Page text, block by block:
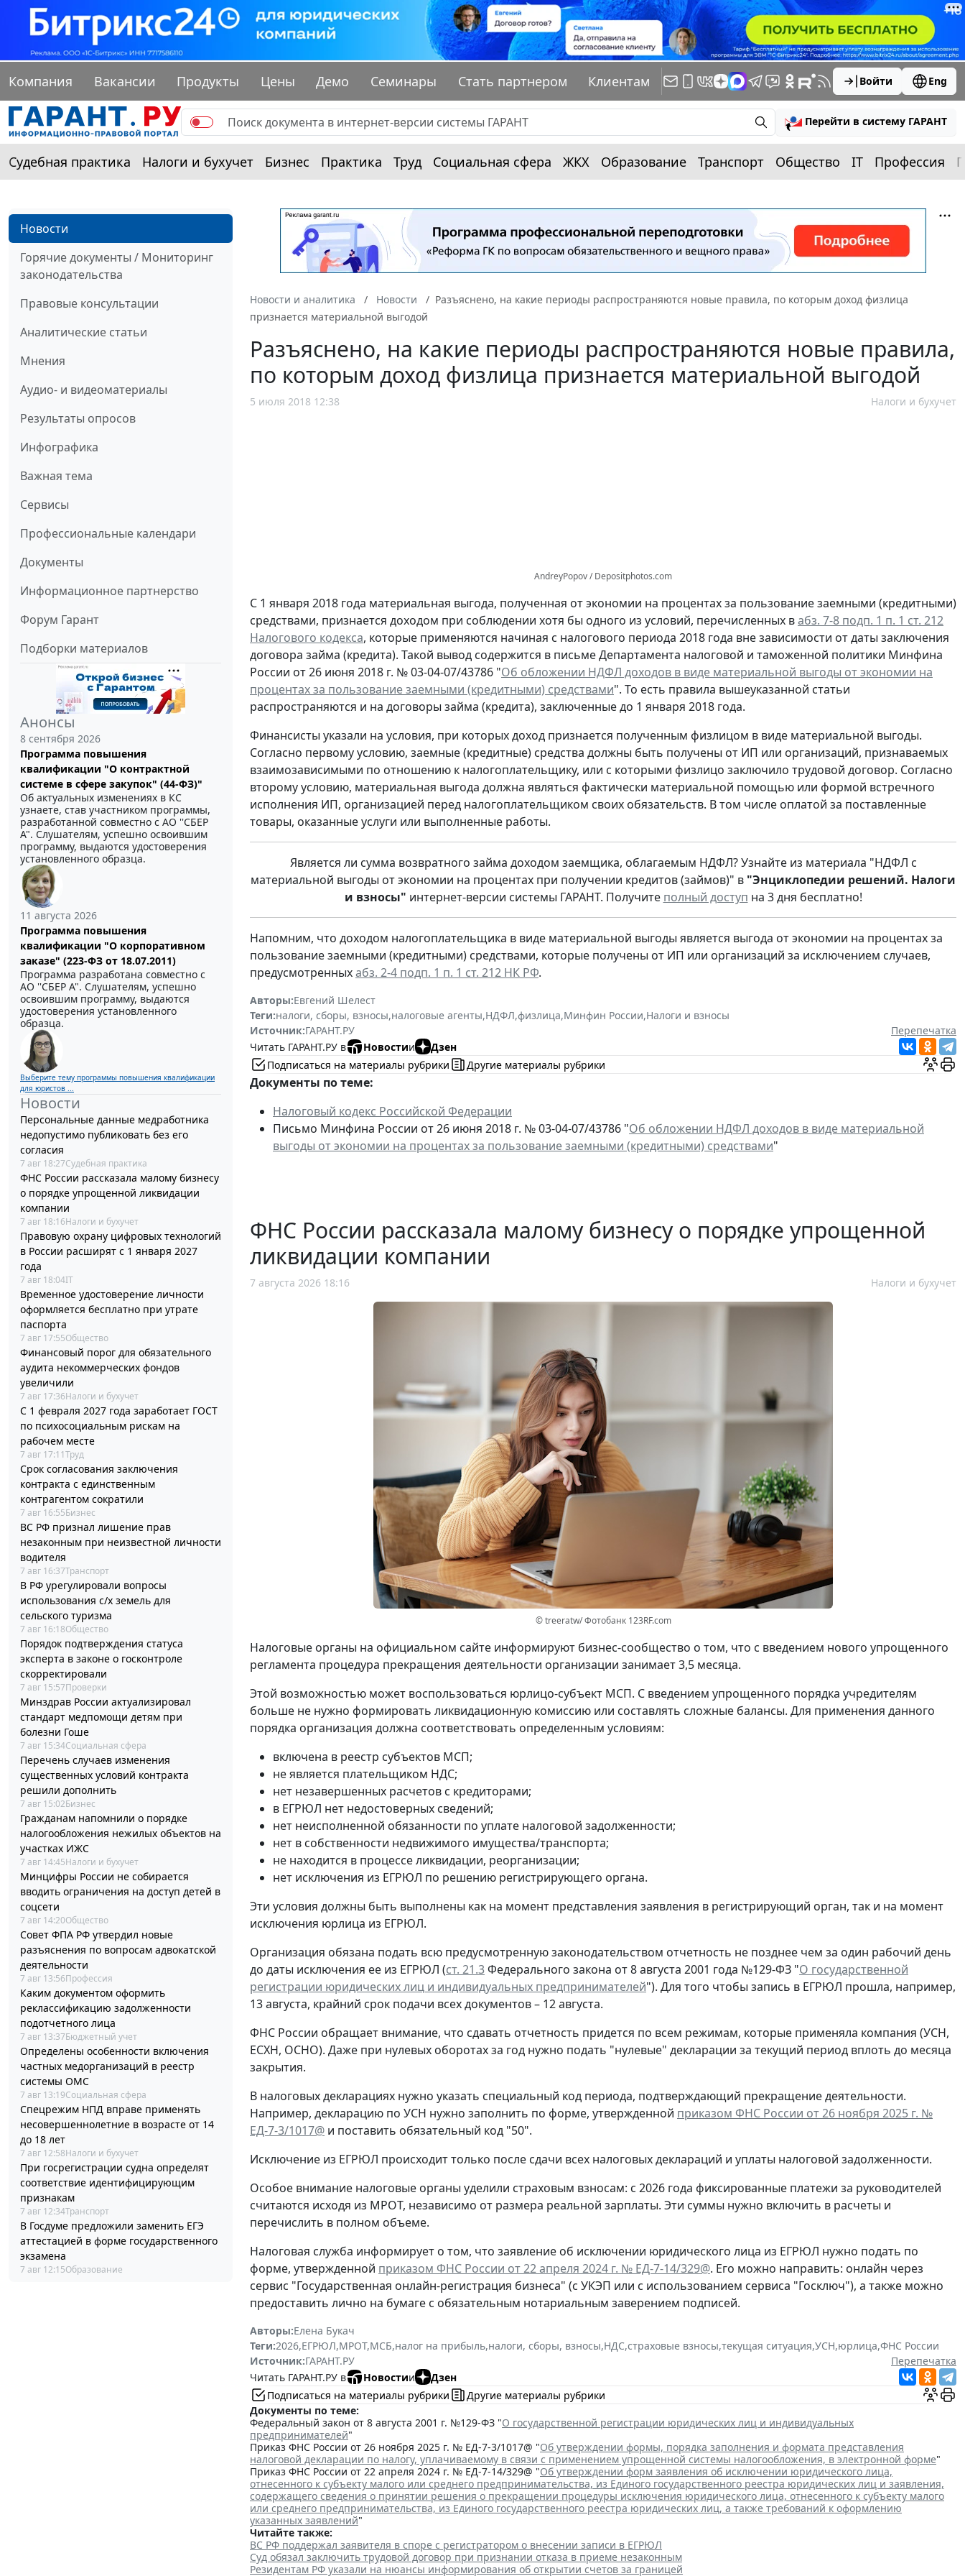
Компания Вакансии Продукты Цены Демо Семинары Стать партнером Клиентам Войти Eng
Перейти в систему ГАРАНТ
Судебная практика Налоги и бухучет Бизнес Практика Труд Социальная сфера ЖКХ Образование Транспорт Общество IT Профессия
Новости
Горячие документы / Мониторинг
законодательства
Правовые консультации
Аналитические статьи
Мнения
Аудио- и видеоматериалы
Результаты опросов
Инфографика
Важная тема
Сервисы
Профессиональные календари
Документы
Информационное партнерство
Форум Гарант
Подборки материалов
Анонсы
8 сентября 2026
Программа повышения
квалификации "О контрактной
системе в сфере закупок" (44-ФЗ)"
Об актуальных изменениях в КС
узнаете, став участником программы,
разработанной совместно с АО ''СБЕР
А". Слушателям, успешно освоившим
программу, выдаются удостоверения
установленного образца.
11 августа 2026
Программа повышения
квалификации "О корпоративном
заказе" (223-ФЗ от 18.07.2011)
Программа разработана совместно с
АО ''СБЕР А". Слушателям, успешно
освоившим программу, выдаются
удостоверения установленного
образца.
Выберите тему программы повышения квалификации
для юристов ...
Новости
Персональные данные медработника
недопустимо публиковать без его
согласия
7 авг 18:27Судебная практика
ФНС России рассказала малому бизнесу
о порядке упрощенной ликвидации
компании
7 авг 18:16Налоги и бухучет
Правовую охрану цифровых технологий
в России расширят с 1 января 2027
года
7 авг 18:04IT
Временное удостоверение личности
оформляется бесплатно при утрате
паспорта
7 авг 17:55Общество
Финансовый порог для обязательного
аудита некоммерческих фондов
увеличили
7 авг 17:36Налоги и бухучет
С 1 февраля 2027 года заработает ГОСТ
по психосоциальным рискам на
рабочем месте
7 авг 17:11Труд
Срок согласования заключения
контракта с единственным
контрагентом сократили
7 авг 16:55Бизнес
ВС РФ признал лишение прав
незаконным при неизвестной личности
водителя
7 авг 16:37Транспорт
В РФ урегулировали вопросы
использования с/х земель для
сельского туризма
7 авг 16:18Общество
Порядок подтверждения статуса
эксперта в законе о госконтроле
скорректировали
7 авг 15:57Проверки
Минздрав России актуализировал
стандарт медпомощи детям при
болезни Гоше
7 авг 15:34Социальная сфера
Перечень случаев изменения
существенных условий контракта
решили дополнить
7 авг 15:02Бизнес
Гражданам напомнили о порядке
налогообложения нежилых объектов на
участках ИЖС
7 авг 14:45Налоги и бухучет
Минцифры России не собирается
вводить ограничения на доступ детей в
соцсети
7 авг 14:20Общество
Совет ФПА РФ утвердил новые
разъяснения по вопросам адвокатской
деятельности
7 авг 13:56Профессия
Каким документом оформить
реклассификацию задолженности
подотчетного лица
7 авг 13:37Бюджетный учет
Определены особенности включения
частных медорганизаций в реестр
системы ОМС
7 авг 13:19Социальная сфера
Спецрежим НПД вправе применять
несовершеннолетние в возрасте от 14
до 18 лет
7 авг 12:58Налоги и бухучет
При госрегистрации судна определят
соответствие идентифицирующим
признакам
7 авг 12:34Транспорт
В Госдуме предложили заменить ЕГЭ
аттестацией в форме государственного
экзамена
7 авг 12:15Образование
Новости и аналитика Новости
Разъяснено, на какие периоды распространяются новые правила, по которым доход физлица
признается материальной выгодой
Разъяснено, на какие периоды распространяются новые правила,
по которым доход физлица признается материальной выгодой
5 июля 2018 12:38 Налоги и бухучет
AndreyPopov / Depositphotos.com
С 1 января 2018 года материальная выгода, полученная от экономии на процентах за пользование заемными (кредитными)
средствами, признается доходом при соблюдении хотя бы одного из условий, перечисленных вабз. 7-8 подп. 1 п. 1 ст. 212
Налогового кодекса, которые применяются начиная с налогового периода 2018 года вне зависимости от даты заключения
договора займа (кредита). Такой вывод содержится в письме Департамента налоговой и таможенной политики Минфина
России от 26 июня 2018 г. № 03-04-07/43786 "Об обложении НДФЛ доходов в виде материальной выгоды от экономии на
процентах за пользование заемными (кредитными) средствами". То есть правила вышеуказанной статьи
распространяются и на договоры займа (кредита), заключенные до 1 января 2018 года.
Финансисты указали на условия, при которых доход признается полученным физлицом в виде материальной выгоды.
Согласно первому условию, заемные (кредитные) средства должны быть получены от ИП или организаций, признаваемых
взаимозависимыми по отношению к налогоплательщику, или с которыми физлицо заключило трудовой договор. Согласно
второму условию, материальная выгода должна являться фактически материальной помощью или формой встречного
исполнения ИП, организацией перед налогоплательщиком своих обязательств. В том числе оплатой за поставленные
товары, оказанные услуги или выполненные работы.
Является ли сумма возвратного займа доходом заемщика, облагаемым НДФЛ? Узнайте из материала "НДФЛ с
материальной выгоды от экономии на процентах при получении кредитов (займов)" в "Энциклопедии решений. Налоги
и взносы" интернет-версии системы ГАРАНТ. Получите полный доступ на 3 дня бесплатно!
Напомним, что доходом налогоплательщика в виде материальной выгоды является выгода от экономии на процентах за
пользование заемными (кредитными) средствами, которые получены от ИП или организаций за исключением случаев,
предусмотренныхабз. 2-4 подп. 1 п. 1 ст. 212 НК РФ.
Авторы:Евгений Шелест
Теги:налоги, сборы, взносы,налоговые агенты,НДФЛ,физлица,Минфин России,Налоги и взносы
Источник:ГАРАНТ.РУ
Перепечатка
Читать ГАРАНТ.РУ в
Новостии
Дзен
Подписаться на материалы рубрики
Другие материалы рубрики
Документы по теме:
Налоговый кодекс Российской Федерации
Письмо Минфина России от 26 июня 2018 г. № 03-04-07/43786 "Об обложении НДФЛ доходов в виде материальной
выгоды от экономии на процентах за пользование заемными (кредитными) средствами"
ФНС России рассказала малому бизнесу о порядке упрощенной
ликвидации компании
7 августа 2026 18:16 Налоги и бухучет
© treeratw/ Фотобанк 123RF.com
Налоговые органы на официальном сайте информируют бизнес-сообщество о том, что с введением нового упрощенного
регламента процедура прекращения деятельности организации занимает 3,5 месяца.
Этой возможностью может воспользоваться юрлицо-субъект МСП. С введением упрощенного порядка учредителям
больше не нужно формировать ликвидационную комиссию или составлять сложные балансы. Для применения данного
порядка организация должна соответствовать определенным условиям:
включена в реестр субъектов МСП;
не является плательщиком НДС;
нет незавершенных расчетов с кредиторами;
в ЕГРЮЛ нет недостоверных сведений;
нет неисполненной обязанности по уплате налоговой задолженности;
нет в собственности недвижимого имущества/транспорта;
не находится в процессе ликвидации, реорганизации;
нет исключения из ЕГРЮЛ по решению регистрирующего органа.
Эти условия должны быть выполнены как на момент представления заявления в регистрирующий орган, так и на момент
исключения юрлица из ЕГРЮЛ.
Организация обязана подать всю предусмотренную законодательством отчетность не позднее чем за один рабочий день
до даты исключения ее из ЕГРЮЛ (ст. 21.3Федерального закона от 8 августа 2001 года №129-ФЗ "О государственной
регистрации юридических лиц и индивидуальных предпринимателей"). Для того чтобы запись в ЕГРЮЛ прошла, например,
13 августа, крайний срок подачи всех документов – 12 августа.
ФНС России обращает внимание, что сдавать отчетность придется по всем режимам, которые применяла компания (УСН,
ЕСХН, ОСНО). Даже при нулевых оборотах за год нужно подать "нулевые" декларации за текущий период вплоть до месяца
закрытия.
В налоговых декларациях нужно указать специальный код периода, подтверждающий прекращение деятельности.
Например, декларацию по УСН нужно заполнить по форме, утвержденной приказом ФНС России от 26 ноября 2025 г. №
ЕД-7-3/1017@ и поставить обязательный код "50".
Исключение из ЕГРЮЛ происходит только после сдачи всех налоговых деклараций и уплаты налоговой задолженности.
Особое внимание налоговые органы уделили страховым взносам: с 2026 года фиксированные платежи за руководителей
считаются исходя из МРОТ, независимо от размера реальной зарплаты. Эти суммы нужно включить в расчеты и
перечислить в полном объеме.
Налоговая служба информирует о том, что заявление об исключении юридического лица из ЕГРЮЛ нужно подать по
форме, утвержденной приказом ФНС России от 22 апреля 2024 г. № ЕД-7-14/329@. Его можно направить: онлайн через
сервис "Государственная онлайн-регистрация бизнеса" (с УКЭП или с использованием сервиса "Госключ"), а также можно
предоставить лично на бумаге с обязательным нотариальным заверением подписей.
Авторы:Елена Букач
Теги:2026,ЕГРЮЛ,МРОТ,МСБ,налог на прибыль,налоги, сборы, взносы,НДС,страховые взносы,текущая ситуация,УСН,юрлица,ФНС России
Источник:ГАРАНТ.РУ
Перепечатка
Читать ГАРАНТ.РУ в
Новостии
Дзен
Подписаться на материалы рубрики
Другие материалы рубрики
Документы по теме:
Федеральный закон от 8 августа 2001 г. №129-ФЗ "О государственной регистрации юридических лиц и индивидуальных
предпринимателей"
Приказ ФНС России от 26 ноября 2025 г. № ЕД-7-3/1017@ "Об утверждении формы, порядка заполнения и формата представления
налоговой декларации по налогу, уплачиваемому в связи с применением упрощенной системы налогообложения, в электронной форме"
Приказ ФНС России от 22 апреля 2024 г. № ЕД-7-14/329@ "Об утверждении форм заявления об исключении юридического лица,
отнесенного к субъекту малого или среднего предпринимательства, из Единого государственного реестра юридических лиц и заявления,
содержащего сведения о принятии решения о прекращении процедуры исключения юридического лица, отнесенного к субъекту малого
или среднего предпринимательства, из Единого государственного реестра юридических лиц, а также требований к оформлению
указанных заявлений"
Читайте также:
ВС РФ поддержал заявителя в споре с регистратором о внесении записи в ЕГРЮЛ
Суд обязал заключить трудовой договор при признании отказа в приеме незаконным
Резидентам РФ указали на нюансы информирования об открытии счетов за границей